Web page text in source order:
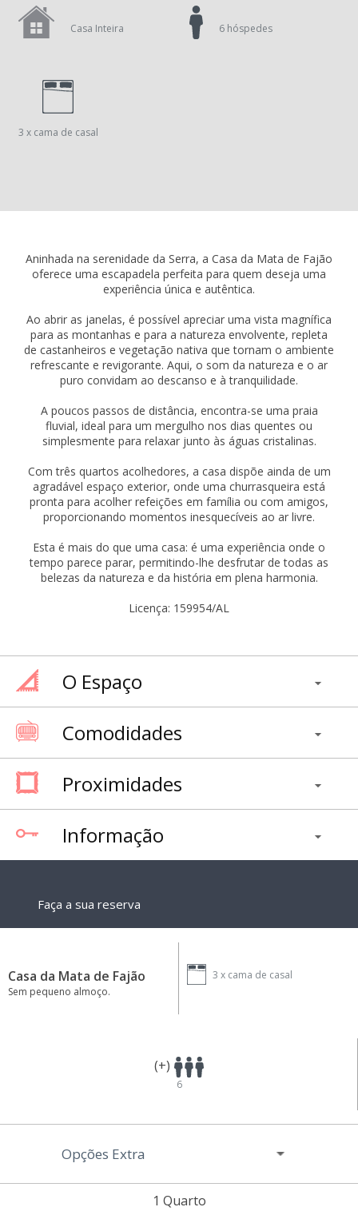
Casa Inteira
3 x cama de casal
6 hóspedes
Aninhada na serenidade da Serra, a Casa da Mata de Fajão
oferece uma escapadela perfeita para quem deseja uma
experiência única e autêntica.
Ao abrir as janelas, é possível apreciar uma vista magnífica
para as montanhas e para a natureza envolvente, repleta
de castanheiros e vegetação nativa que tornam o ambiente
refrescante e revigorante. Aqui, o som da natureza e o ar
puro convidam ao descanso e à tranquilidade.
A poucos passos de distância, encontra-se uma praia
fluvial, ideal para um mergulho nos dias quentes ou
simplesmente para relaxar junto às águas cristalinas.
Com três quartos acolhedores, a casa dispõe ainda de um
agradável espaço exterior, onde uma churrasqueira está
pronta para acolher refeições em família ou com amigos,
proporcionando momentos inesquecíveis ao ar livre.
Esta é mais do que uma casa: é uma experiência onde o
tempo parece parar, permitindo-lhe desfrutar de todas as
belezas da natureza e da história em plena harmonia.
Licença: 159954/AL
O Espaço
Comodidades
Proximidades
Informação
Faça a sua reserva
Casa da Mata de Fajão
Sem pequeno almoço.
3 x cama de casal
(+)
6
1 Quarto
Opções Extra